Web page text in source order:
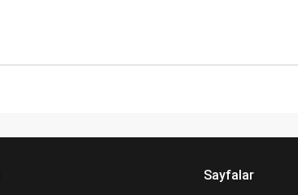
Sayfalar